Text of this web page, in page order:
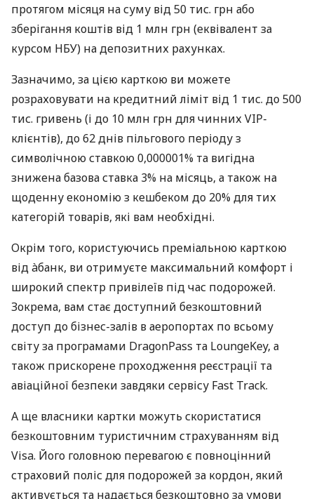
протягом місяця на суму від 50 тис. грн або
зберігання коштів від 1 млн грн (еквівалент за
курсом НБУ) на депозитних рахунках.
Зазначимо, за цією карткою ви можете
розраховувати на кредитний ліміт від 1 тис. до 500
тис. гривень (і до 10 млн грн для чинних VIP-
клієнтів), до 62 днів пільгового періоду з
символічною ставкою 0,000001% та вигідна
знижена базова ставка 3% на місяць, а також на
щоденну економію з кешбеком до 20% для тих
категорій товарів, які вам необхідні.
Окрім того, користуючись преміальною карткою
від àбанк, ви отримуєте максимальний комфорт і
широкий спектр привілеїв під час подорожей.
Зокрема, вам стає доступний безкоштовний
доступ до бізнес-залів в аеропортах по всьому
світу за програмами DragonPass та LoungeKey, а
також прискорене проходження реєстрації та
авіаційної безпеки завдяки сервісу Fast Track.
А ще власники картки можуть скористатися
безкоштовним туристичним страхуванням від
Visa. Його головною перевагою є повноцінний
страховий поліс для подорожей за кордон, який
активується та надається безкоштовно за умови